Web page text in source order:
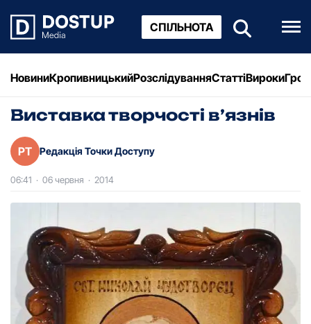
СПІЛЬНОТА
НовиниКропивницькийРозслідуванняСтаттіВироки
Виставка творчості в’язнів
РТ Редакція Точки Доступу
06:41 · 06 червня · 2014